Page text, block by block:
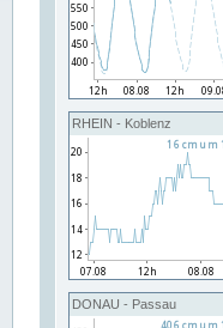
RHEIN - Koblenz
DONAU - Passau